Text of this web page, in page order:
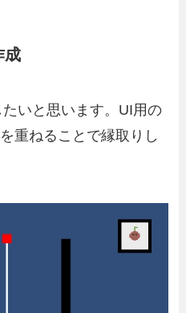
成
いと思います。UI用の
重ねることで縁取りし